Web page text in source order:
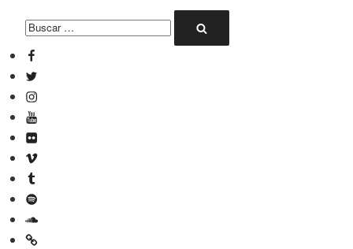
Buscar
por:
Facebook
Twitter
Instagram
YouTube
Flickr
Vimeo
Tumblr
Spotify
SoundCloud
Mixcloud